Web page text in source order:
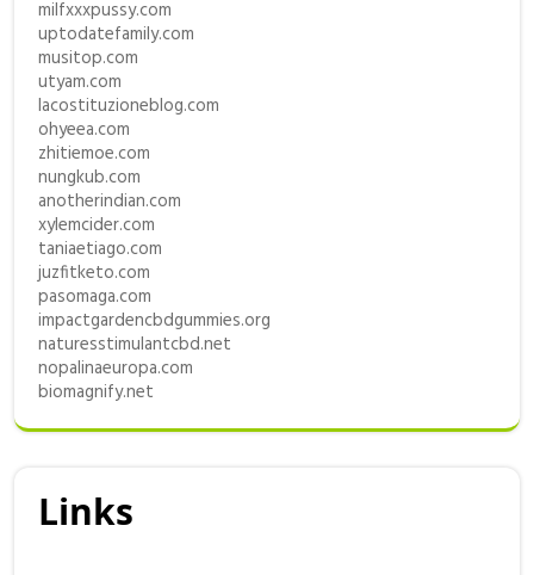
milfxxxpussy.com
uptodatefamily.com
musitop.com
utyam.com
lacostituzioneblog.com
ohyeea.com
zhitiemoe.com
nungkub.com
anotherindian.com
xylemcider.com
taniaetiago.com
juzfitketo.com
pasomaga.com
impactgardencbdgummies.org
naturesstimulantcbd.net
nopalinaeuropa.com
biomagnify.net
Links